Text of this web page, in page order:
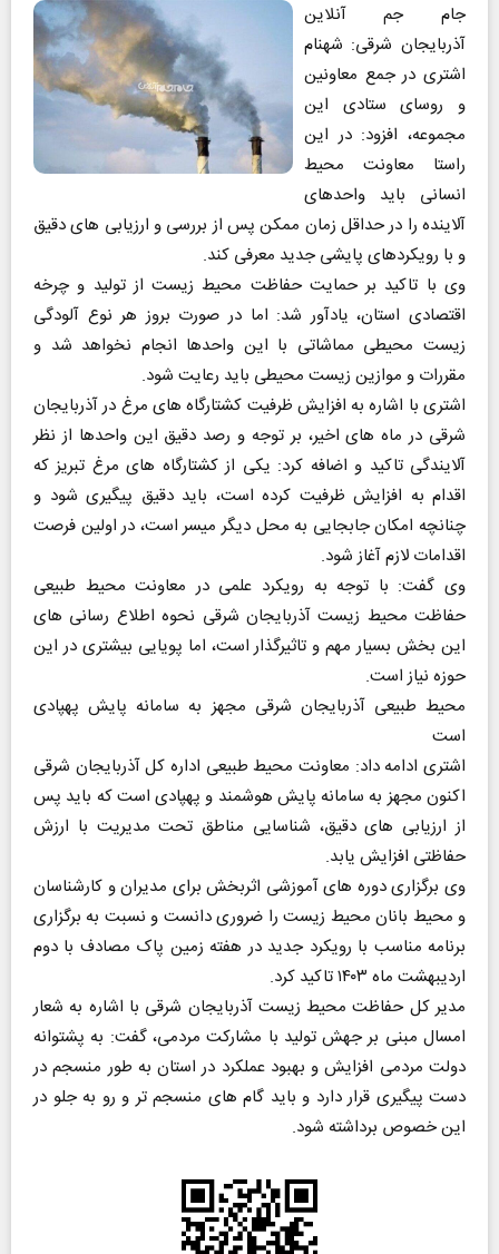
جام جم آنلاین
آذربایجان شرقی: شهنام
اشتری در جمع معاونین
و روسای ستادی این
مجموعه، افزود: در این
راستا معاونت محیط
انسانی باید واحدهای
آلاینده را در حداقل زمان ممکن پس از بررسی و ارزیابی های دقیق
و با رویکردهای پایشی جدید معرفی کند.
وی با تاکید بر حمایت حفاظت محیط زیست از تولید و چرخه
اقتصادی استان، یادآور شد: اما در صورت بروز هر نوع آلودگی
زیست محیطی مماشاتی با این واحدها انجام نخواهد شد و
مقررات و موازین زیست محیطی باید رعایت شود.
اشتری با اشاره به افزایش ظرفیت کشتارگاه های مرغ در آذربایجان
شرقی در ماه های اخیر، بر توجه و رصد دقیق این واحدها از نظر
آلایندگی تاکید و اضافه کرد: یکی از کشتارگاه های مرغ تبریز که
اقدام به افزایش ظرفیت کرده است، باید دقیق پیگیری شود و
چنانچه امکان جابجایی به محل دیگر میسر است، در اولین فرصت
اقدامات لازم آغاز شود.
وی گفت: با توجه به رویکرد علمی در معاونت محیط طبیعی
حفاظت محیط زیست آذربایجان شرقی نحوه اطلاع رسانی های
این بخش بسیار مهم و تاثیرگذار است، اما پویایی بیشتری در این
حوزه نیاز است.
محیط طبیعی آذربایجان شرقی مجهز به سامانه پایش پهپادی
است
اشتری ادامه داد: معاونت محیط طبیعی اداره کل آذربایجان شرقی
اکنون مجهز به سامانه پایش هوشمند و پهپادی است که باید پس
از ارزیابی های دقیق، شناسایی مناطق تحت مدیریت با ارزش
حفاظتی افزایش یابد.
وی برگزاری دوره های آموزشی اثربخش برای مدیران و کارشناسان
و محیط بانان محیط زیست را ضروری دانست و نسبت به برگزاری
برنامه مناسب با رویکرد جدید در هفته زمین پاک مصادف با دوم
اردیبهشت ماه ۱۴۰۳ تاکید کرد.
مدیر کل حفاظت محیط زیست آذربایجان شرقی با اشاره به شعار
امسال مبنی بر جهش تولید با مشارکت مردمی، گفت: به پشتوانه
دولت مردمی افزایش و بهبود عملکرد در استان به طور منسجم در
دست پیگیری قرار دارد و باید گام های منسجم تر و رو به جلو در
این خصوص برداشته شود.